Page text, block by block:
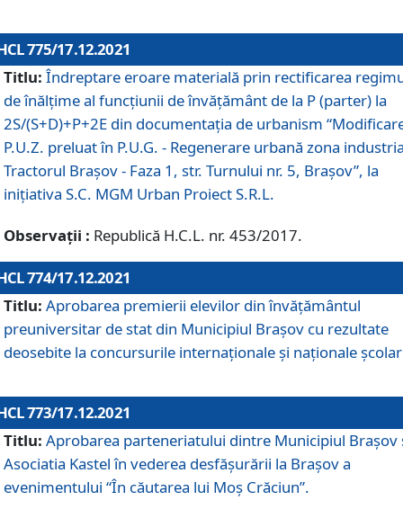
775/17.12.2021
Titlu: Îndreptare eroare materială prin rectificarea
de înălţime al funcţiunii de învăţământ de la P (parter) la
2S/(S+D)+P+2E din documentaţia de urbanism
P.U.Z. preluat în P.U.G. - Regenerare urbană zona
Tractorul Braşov - Faza 1, str. Turnului nr. 5, Braşov”, la
iniţiativa S.C. MGM Urban Proiect S.R.L.
Observații : Republică H.C.L. nr. 453/2017.
774/17.12.2021
Titlu: Aprobarea premierii elevilor din învățământul
preuniversitar de stat din Municipiul Brașov cu rezultate
deosebite la concursurile internaționale și naționale
773/17.12.2021
Titlu: Aprobarea parteneriatului dintre Municipiul Brașov
Asociatia Kastel în vederea desfăşurării la Brașov a
evenimentului “În căutarea lui Moș Crăciun”.